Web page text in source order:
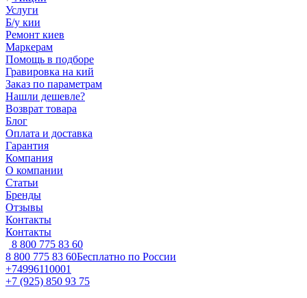
Услуги
Б/у кии
Ремонт киев
Маркерам
Помощь в подборе
Гравировка на кий
Заказ по параметрам
Нашли дешевле?
Возврат товара
Блог
Оплата и доставка
Гарантия
Компания
О компании
Статьи
Бренды
Отзывы
Контакты
Контакты
8 800 775 83 60
8 800 775 83 60Бесплатно по России
+74996110001
+7 (925) 850 93 75